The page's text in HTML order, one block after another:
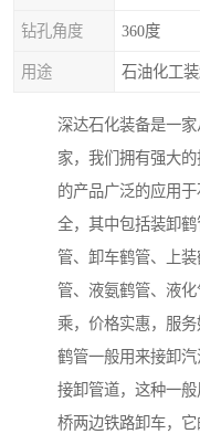
钻孔角度 360度
用途 石油化工
深达石化装备是一家
家，我们拥有强大
的产品广泛的应用
全，其中包括装卸
管、卸车鹤管、上
管、液氨鹤管、液
乘，价格实惠，服务
鹤管一般用来接卸
接卸管道，这种一
桥两边铁路卸车，